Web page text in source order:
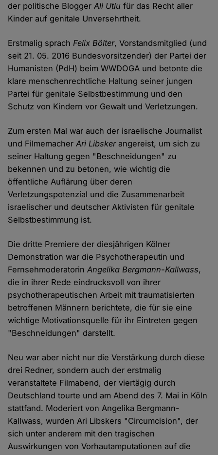
der politische BloggerAli Utlu für das Recht aller
Kinder auf genitale Unversehrtheit.
Erstmalig sprachFelix Bölter, Vorstandsmitglied (und
seit 21. 05. 2016 Bundesvorsitzender) der Partei der
Humanisten (PdH) beim WWDOGA und betonte die
klare menschenrechtliche Haltung seiner jungen
Partei für genitale Selbstbestimmung und den
Schutz von Kindern vor Gewalt und Verletzungen.
Zum ersten Mal war auch der israelische Journalist
und FilmemacherAri Libskerangereist, um sich zu
seiner Haltung gegen "Beschneidungen" zu
bekennen und zu betonen, wie wichtig die
öffentliche Auflärung über deren
Verletzungspotenzial und die Zusammenarbeit
israelischer und deutscher Aktivisten für genitale
Selbstbestimmung ist.
Die dritte Premiere der diesjährigen Kölner
Demonstration war die Psychotherapeutin und
FernsehmoderatorinAngelika Bergmann-Kallwass,
die in ihrer Rede eindrucksvoll von ihrer
psychotherapeutischen Arbeit mit traumatisierten
betroffenen Männern berichtete, die für sie eine
wichtige Motivationsquelle für ihr Eintreten gegen
"Beschneidungen" darstellt.
Neu war aber nicht nur die Verstärkung durch diese
drei Redner, sondern auch der erstmalig
veranstaltete Filmabend, der viertägig durch
Deutschland tourte und am Abend des 7. Mai in Köln
stattfand. Moderiert von Angelika Bergmann-
Kallwass, wurden Ari Libskers "Circumcision", der
sich unter anderem mit den tragischen
Auswirkungen von Vorhautamputationen auf die